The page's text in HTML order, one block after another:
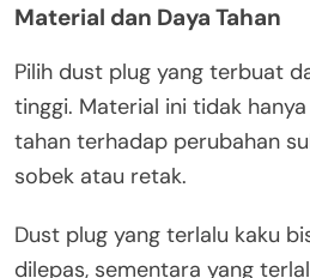
Material dan Daya Tahan
Pilih dust plug yang terbuat
tinggi. Material ini tidak
tahan terhadap perubahan
sobek atau retak.
Dust plug yang terlalu kaku
dilepas, sementara yang